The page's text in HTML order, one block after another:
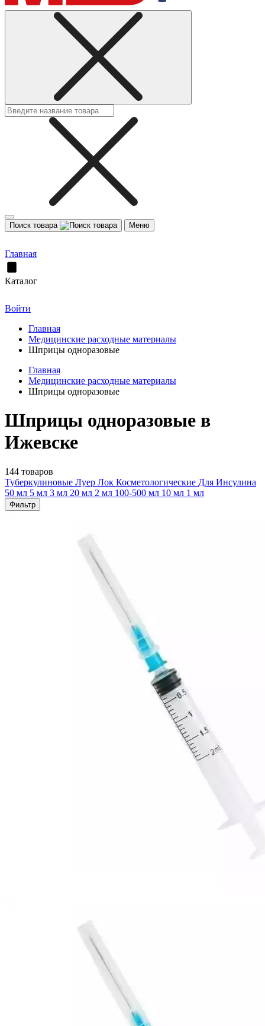
Поиск товара Меню
Главная
Каталог
Войти
Главная
Медицинские расходные материалы
Шприцы одноразовые
Главная
Медицинские расходные материалы
Шприцы одноразовые
Шприцы одноразовые в
Ижевске
144 товаров
Туберкулиновые Луер Лок Косметологические Для Инсулина
50 мл 5 мл 3 мл 20 мл 2 мл 100-500 мл 10 мл 1 мл
Фильтр